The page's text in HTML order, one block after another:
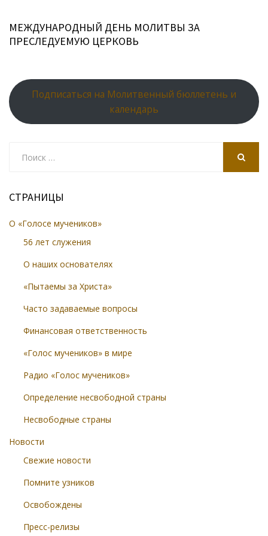
МЕЖДУНАРОДНЫЙ ДЕНЬ МОЛИТВЫ ЗА
ПРЕСЛЕДУЕМУЮ ЦЕРКОВЬ
Подписаться на Молитвенный бюллетень и
календарь
СТРАНИЦЫ
О «Голосе мучеников»
56 лет служения
О наших основателях
«Пытаемы за Христа»
Часто задаваемые вопросы
Финансовая ответственность
«Голос мучеников» в мире
Радио «Голос мучеников»
Определение несвободной страны
Несвободные страны
Новости
Свежие новости
Помните узников
Освобождены
Пресс-релизы